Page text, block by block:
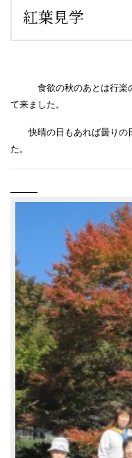
紅葉見学
食欲の秋のあとは行楽の
て来ました。
快晴の日もあれば曇りの
た。